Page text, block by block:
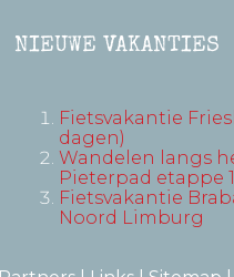
NIEUWE VAKANTIES
Fietsvakantie
dagen)
Wandelen langs
Pieterpad etappe
Fietsvakantie
Noord Limburg